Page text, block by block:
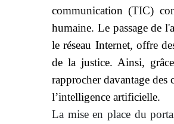
communication (TIC)
humaine. Le passage de
le réseau Internet, offre
de la justice. Ainsi,
rapprocher davantage des
l’intelligence artificielle.
La mise en place du